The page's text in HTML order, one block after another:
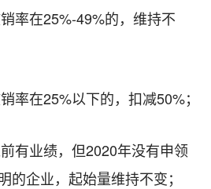
销率在25%-49%的，维持不
率在25%以下的，扣减50%；
前有业绩，但2020年没有申领
的企业，起始量维持不变；